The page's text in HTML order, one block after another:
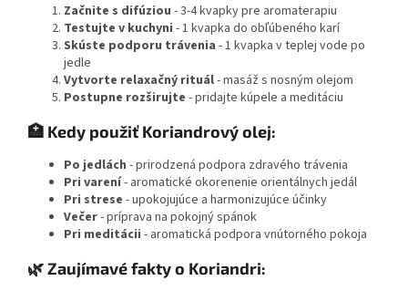
Začnite s difúziou - 3-4 kvapky pre aromaterapiu
Testujte v kuchyni - 1 kvapka do obľúbeného karí
Skúste podporu trávenia - 1 kvapka v teplej vode po
jedle
Vytvorte relaxačný rituál- masáž s nosným olejom
Postupne rozširujte - pridajte kúpele a meditáciu
🏥 Kedy použiť Koriandrový olej:
Po jedlách - prirodzená podpora zdravého trávenia
Pri varení- aromatické okorenenie orientálnych jedál
Pri strese - upokojujúce a harmonizujúce účinky
Večer- príprava na pokojný spánok
Pri meditácii - aromatická podpora vnútorného pokoja
🌿 Zaujímavé fakty o Koriandri: